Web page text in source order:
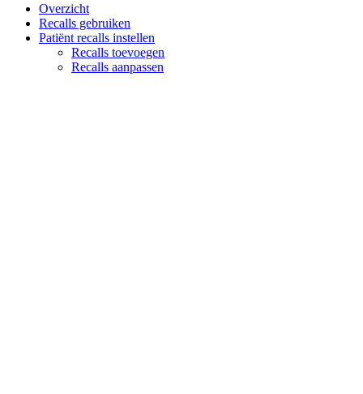
Overzicht
Recalls gebruiken
Patiënt recalls instellen
Recalls toevoegen
Recalls aanpassen